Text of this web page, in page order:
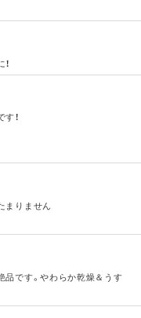
！
まりません
品です。やわらか乾燥＆うす